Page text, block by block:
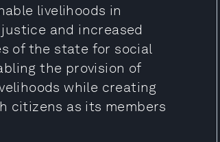
livelihoods in
and increased
of the state for social
the provision of
while creating
citizens as its members